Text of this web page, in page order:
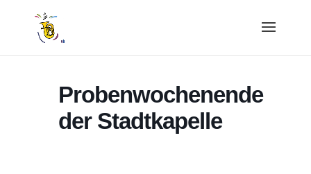
Probenwochenende
der Stadtkapelle